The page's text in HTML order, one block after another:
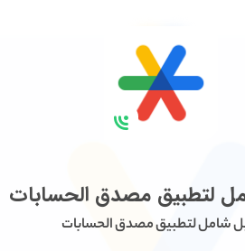
لتطبيق مصدق الحسابات
شامل لتطبيق مصدق الحسابات